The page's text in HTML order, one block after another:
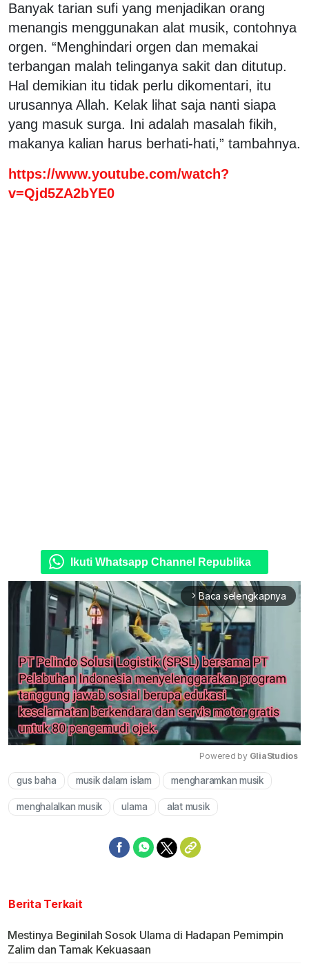
Banyak tarian sufi yang menjadikan orang
menangis menggunakan alat musik, contohnya
orgen. “Menghindari orgen dan memakai
terbangan malah telinganya sakit dan ditutup.
Hal demikian itu tidak perlu dikomentari, itu
urusannya Allah. Kelak lihat saja nanti siapa
yang masuk surga. Ini adalah masalah fikih,
makanya kalian harus berhati-hati,” tambahnya.
https://www.youtube.com/watch?
v=Qjd5ZA2bYE0
Ikuti Whatsapp Channel Republika
arrow_forward_ios Baca selengkapnya
Mute
Powered by GliaStudios
gus baha musik dalam islam mengharamkan musik
menghalalkan musik ulama alat musik
Berita Terkait
Mestinya Beginilah Sosok Ulama di Hadapan Pemimpin
Zalim dan Tamak Kekuasaan